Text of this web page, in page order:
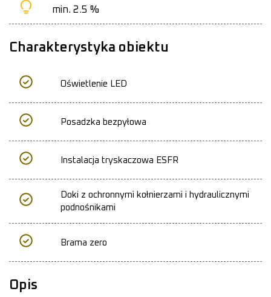
min. 2.5 %
Charakterystyka obiektu
Oświetlenie LED
Posadzka bezpyłowa
Instalacja tryskaczowa ESFR
Doki z ochronnymi kołnierzami i hydraulicznymi
podnośnikami
Brama zero
Opis